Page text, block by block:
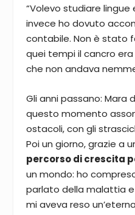
“Volevo studiare
invece ho dovuto
contabile. Non è stato
quei tempi il cancro
che non andava
Gli anni passano:
questo momento
ostacoli, con gli
Poi un giorno, grazie a
percorso di crescita
un mondo: ho
parlato della malattia
mi aveva reso